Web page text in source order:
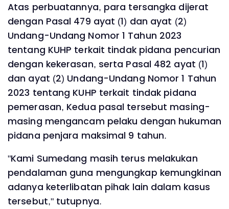
Atas perbuatannya, para tersangka dijerat
dengan Pasal 479 ayat (1) dan ayat (2)
Undang-Undang Nomor 1 Tahun 2023
tentang KUHP terkait tindak pidana pencurian
dengan kekerasan, serta Pasal 482 ayat (1)
dan ayat (2) Undang-Undang Nomor 1 Tahun
2023 tentang KUHP terkait tindak pidana
pemerasan, Kedua pasal tersebut masing-
masing mengancam pelaku dengan hukuman
pidana penjara maksimal 9 tahun.
"Kami Sumedang masih terus melakukan
pendalaman guna mengungkap kemungkinan
adanya keterlibatan pihak lain dalam kasus
tersebut," tutupnya.